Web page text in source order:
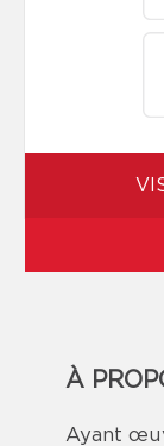
À
Ayant